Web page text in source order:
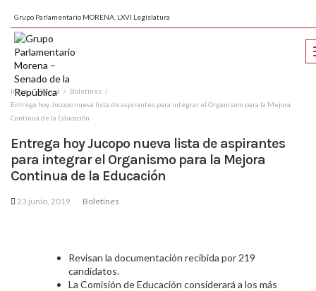
Grupo Parlamentario MORENA, LXVI Legislatura
Inicio Prensa
Boletines
Entrega hoy Jucopo nueva lista de aspirantes para integrar el Organismo para la Mejora
Continua de la Educación
Entrega hoy Jucopo nueva lista de aspirantes
para integrar el Organismo para la Mejora
Continua de la Educación
23 junio, 2019 Boletines
Revisan la documentación recibida por 219
candidatos.
La Comisión de Educación considerará a los más